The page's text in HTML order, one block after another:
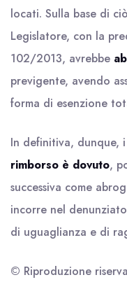
locati. Sulla base di
Legislatore, con la
102/2013, avrebbe
previgente, avendo
forma di esenzione
In definitiva, dunque,
rimborso è dovuto,
successiva come
incorre nel
di uguaglianza e di
© Riproduzione